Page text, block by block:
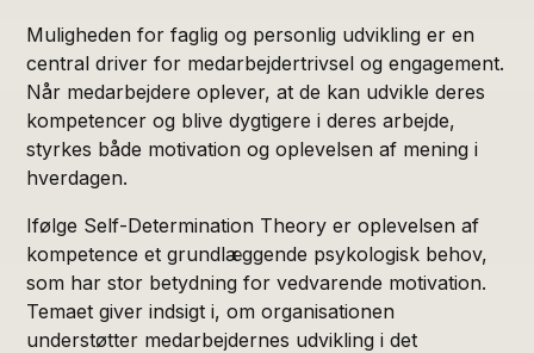
Muligheden for faglig og personlig udvikling er en
central driver for medarbejdertrivsel og engagement.
Når medarbejdere oplever, at de kan udvikle deres
kompetencer og blive dygtigere i deres arbejde,
styrkes både motivation og oplevelsen af mening i
hverdagen.
Ifølge Self-Determination Theory er oplevelsen af
kompetence et grundlæggende psykologisk behov,
som har stor betydning for vedvarende motivation.
Temaet giver indsigt i, om organisationen
understøtter medarbejdernes udvikling i det